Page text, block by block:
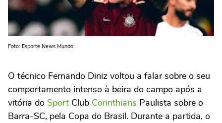
Foto: Esporte News Mundo
O técnico Fernando Diniz voltou a falar sobre o seu
comportamento intenso à beira do campo após a
vitória do Sport Club Corinthians Paulista sobre o
Barra-SC, pela Copa do Brasil. Durante a partida, o